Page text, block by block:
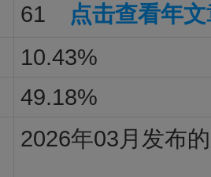
61 点击查看年
10.43%
49.18%
2026年03月发布